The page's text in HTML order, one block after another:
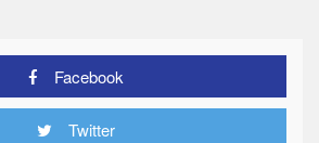
Facebook
Twitter